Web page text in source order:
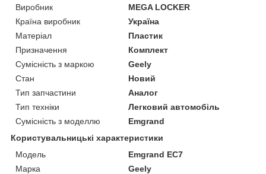
Виробник
MEGA LOCKER
Країна виробник
Україна
Матеріал
Пластик
Призначення
Комплект
Сумісність з маркою
Geely
Стан
Новий
Тип запчастини
Аналог
Тип техніки
Легковий автомобіль
Сумісність з моделлю
Emgrand
Користувальницькі характеристики
Мoдель
Emgrand EC7
Марка
Geely